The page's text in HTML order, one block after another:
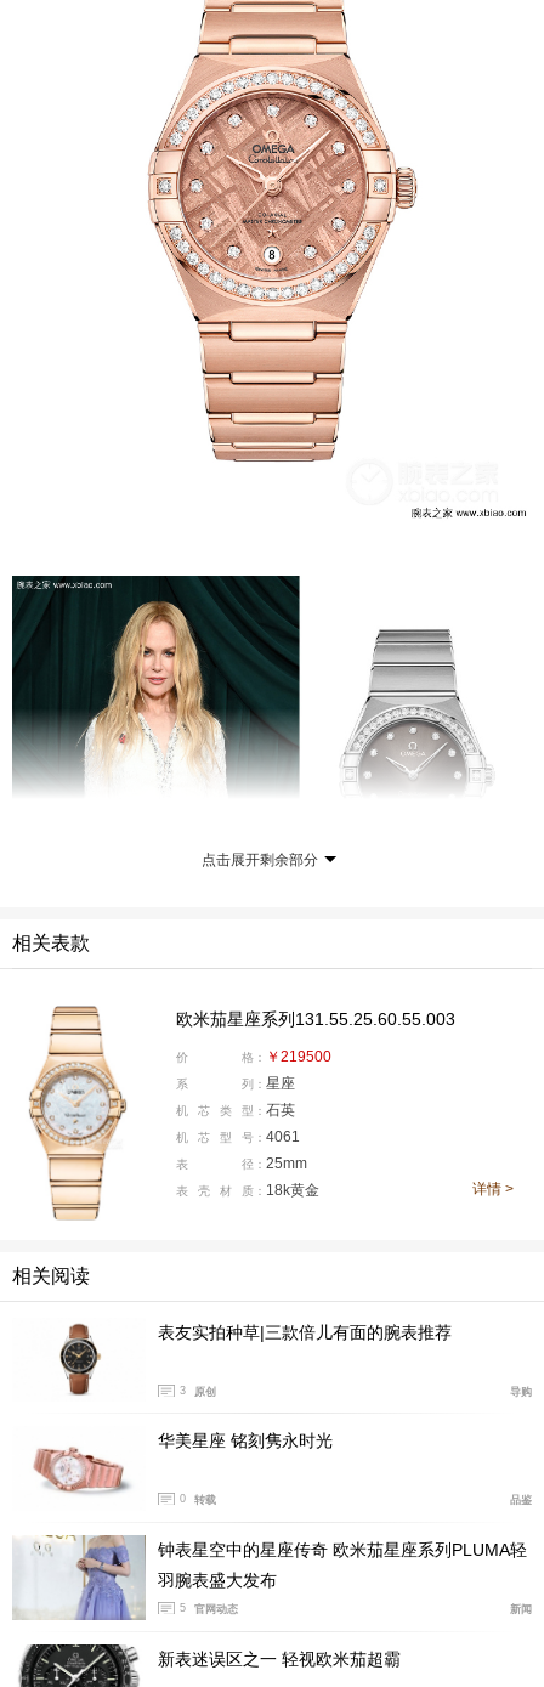
△ 欧米茄名人大使妮可·基德曼佩戴欧米茄星座系列腕表
亮相2026年奥斯卡派对
2026年，欧米茄甄选9款星座系列腕表集体亮相，以陨石
盘面、彩色表盘和不同尺寸的组合，展示了这个系列的当
代轮廓。这不是一次新品发布，而是第五代星座家族持续
演进过程中的一次集中亮相。
1982年：一次改变命运的设计实验
在星座系列的历史上，1982年是一个无法绕过的年份。那
一年，欧米茄的设计师Carol Didisheim和Pierre-André Ae
llen推出了星座“曼哈顿”腕表——四个从表壳两侧伸出
点击展开剩余部分
相关表款
欧米茄星座系列131.55.25.60.55.003
价 格： ￥219500
系 列： 星座
机 芯 类 型： 石英
机 芯 型 号： 4061
表 径： 25mm
表 壳 材 质： 18k黄金 详情 >
相关阅读
表友实拍种草|三款倍儿有面的腕表推荐
3 原创 导购
华美星座 铭刻隽永时光
0 转载 品鉴
钟表星空中的星座传奇 欧米茄星座系列PLUMA轻
羽腕表盛大发布
5 官网动态 新闻
新表迷误区之一 轻视欧米茄超霸